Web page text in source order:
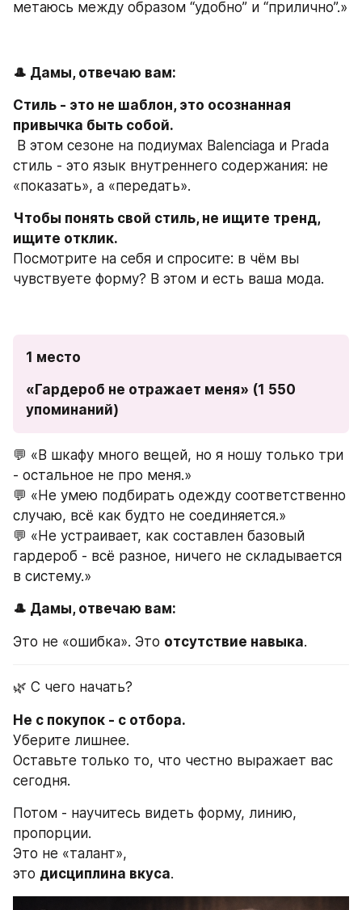
метаюсь между образом “удобно” и “прилично”.»
🎩 Дамы, отвечаю вам:
Стиль - это не шаблон, это осознанная
привычка быть собой.
стиль - это язык внутреннего содержания: не
«показать», а «передать».
Чтобы понять свой стиль, не ищите тренд,
ищите отклик.
Посмотрите на себя и спросите: в чём вы
чувствуете форму? В этом и есть ваша мода.
1 место
«Гардероб не отражает меня» (1 550
упоминаний)
💬 «В шкафу много вещей, но я ношу только три
- остальное не про меня.»
💬 «Не умею подбирать одежду соответственно
случаю, всё как будто не соединяется.»
💬 «Не устраивает, как составлен базовый
гардероб - всё разное, ничего не складывается
в систему.»
🎩 Дамы, отвечаю вам:
Это не «ошибка». Это отсутствие навыка.
🌿 С чего начать?
Не с покупок - с отбора.
Уберите лишнее.
Оставьте только то, что честно выражает вас
сегодня.
Потом - научитесь видеть форму, линию,
пропорции.
Это не «талант»,
это дисциплина вкуса.